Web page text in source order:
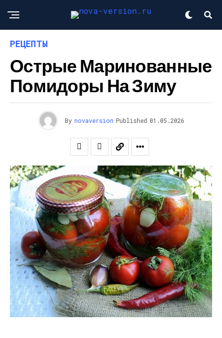
РЕЦЕПТЫ
Острые Маринованные
Помидоры На Зиму
By novaversion Published 01.05.2026